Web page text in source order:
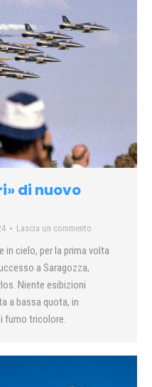
di nuovo
Lascia un commento
in cielo, per la prima volta
a Saragozza,
Niente esibizioni
a bassa quota, in
fumo tricolore.